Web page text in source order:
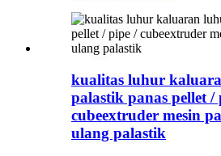
kualitas luhur
palastik panas pellet /
cubeextruder mesin
ulang palastik